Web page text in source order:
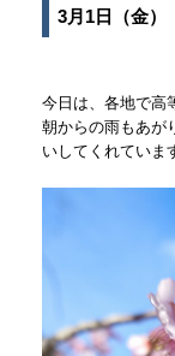
3月1日（金）
今日は、各地で高
朝からの雨もあが
いしてくれていま